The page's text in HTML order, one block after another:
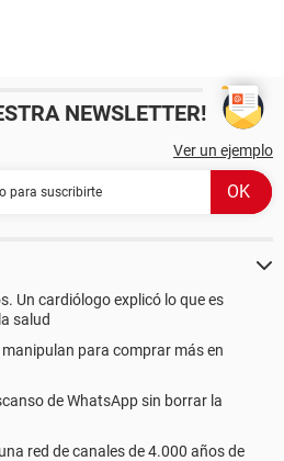
NEWSLETTER!
Ver un ejemplo
Un cardiólogo explicó lo que es
salud
manipulan para comprar más en
de WhatsApp sin borrar la
red de canales de 4.000 años de